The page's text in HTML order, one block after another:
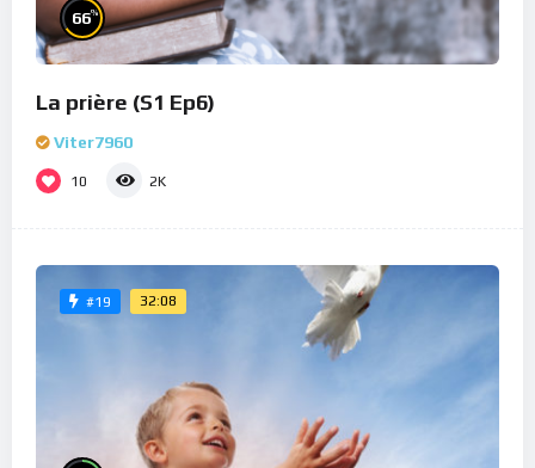
66%
La prière (S1 Ep6)
Viter7960
10 2K
#19 32:08